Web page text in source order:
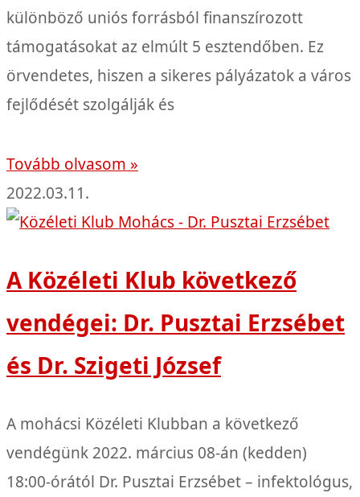
különböző uniós forrásból finanszírozott
támogatásokat az elmúlt 5 esztendőben. Ez
örvendetes, hiszen a sikeres pályázatok a város
fejlődését szolgálják és
Tovább olvasom »
2022.03.11.
A Közéleti Klub következő
vendégei: Dr. Pusztai Erzsébet
és Dr. Szigeti József
A mohácsi Közéleti Klubban a következő
vendégünk 2022. március 08-án (kedden)
18:00-órától Dr. Pusztai Erzsébet – infektológus,